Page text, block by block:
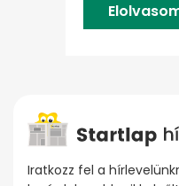
Iratkozz fel a